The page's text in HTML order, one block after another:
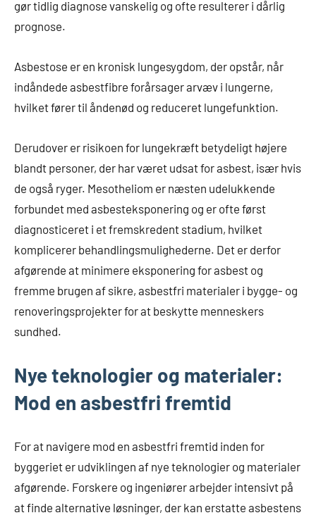
gør tidlig diagnose vanskelig og ofte resulterer i dårlig
prognose.
Asbestose er en kronisk lungesygdom, der opstår, når
indåndede asbestfibre forårsager arvæv i lungerne,
hvilket fører til åndenød og reduceret lungefunktion.
Derudover er risikoen for lungekræft betydeligt højere
blandt personer, der har været udsat for asbest, især hvis
de også ryger. Mesotheliom er næsten udelukkende
forbundet med asbesteksponering og er ofte først
diagnosticeret i et fremskredent stadium, hvilket
komplicerer behandlingsmulighederne. Det er derfor
afgørende at minimere eksponering for asbest og
fremme brugen af sikre, asbestfri materialer i bygge- og
renoveringsprojekter for at beskytte menneskers
sundhed.
Nye teknologier og materialer:
Mod en asbestfri fremtid
For at navigere mod en asbestfri fremtid inden for
byggeriet er udviklingen af nye teknologier og materialer
afgørende. Forskere og ingeniører arbejder intensivt på
at finde alternative løsninger, der kan erstatte asbestens